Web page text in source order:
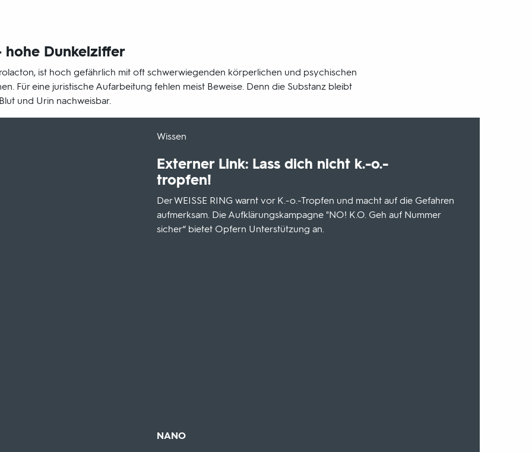
hohe Dunkelziffer
ist hoch gefährlich mit oft schwerwiegenden körperlichen und psychischen
Für eine juristische Aufarbeitung fehlen meist Beweise. Denn die Substanz bleibt
und Urin nachweisbar.
Wissen
Externer Link: Lass dich nicht k.-o.-
tropfen!
Der WEISSE RING warnt vor K.-o.-Tropfen und macht auf die Gefahren
aufmerksam. Die Aufklärungskampagne "NO! K.O. Geh auf Nummer
sicher“ bietet Opfern Unterstützung an.
Sendungsbereich:
NANO